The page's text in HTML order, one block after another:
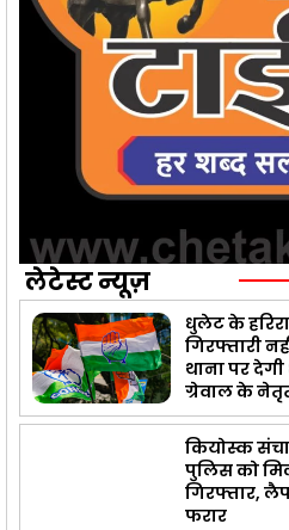
लेटेस्ट न्यूज़
धुलेट के
गिरफ्तारी
थाना पर
ग्रेवाल के
कियोस्क
पुलिस को
गिरफ्तार,
फरार